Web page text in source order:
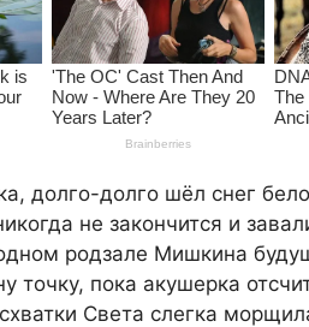
долго-долго шёл снег
не закончится и
родзале Мишкина
точку, пока акушерка
Света слегка